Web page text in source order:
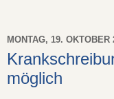
MONTAG, 19. OKTOBER
möglich